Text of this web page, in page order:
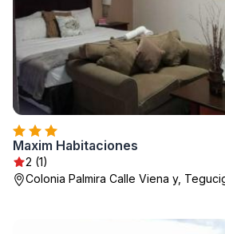
Maxim Habitaciones
2 (1)
Colonia Palmira Calle Viena y,